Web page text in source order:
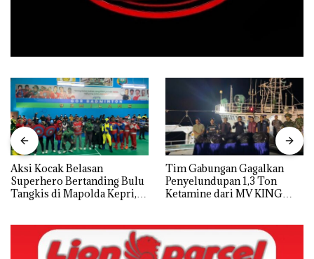
Aksi Kocak Belasan
Superhero Bertanding Bulu
Tangkis di Mapolda Kepri,
Tim Gabungan Gagalkan
Penyelundupan 1,3 Ton
Ketamine dari MV KING